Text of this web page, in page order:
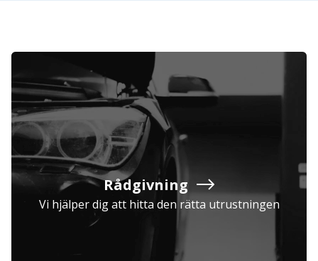
Rådgivning
Vi hjälper dig att hitta den rätta utrustningen